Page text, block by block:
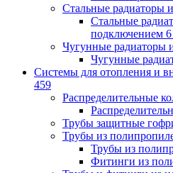
Стальные радиаторы
Стальные
подключением
Чугунные радиаторы
Чугунные
Системы для отопления и
459
Распределительные
Трубы защитные
Трубы из
Трубы из
Фитинги из